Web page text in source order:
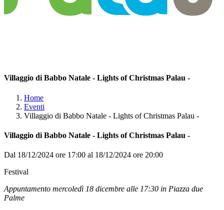
Villaggio di Babbo Natale - Lights of Christmas Palau -
Home
Eventi
Villaggio di Babbo Natale - Lights of Christmas Palau -
Villaggio di Babbo Natale - Lights of Christmas Palau -
Dal 18/12/2024 ore 17:00 al 18/12/2024 ore 20:00
Festival
Appuntamento mercoledì 18 dicembre alle 17:30 in Piazza due
Palme